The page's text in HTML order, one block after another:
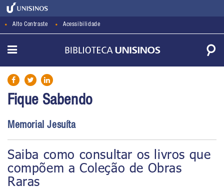
Alto Contraste Acessibilidade
Fique Sabendo
Memorial Jesuíta
Saiba como consultar os livros que
compõem a Coleção de Obras
Raras